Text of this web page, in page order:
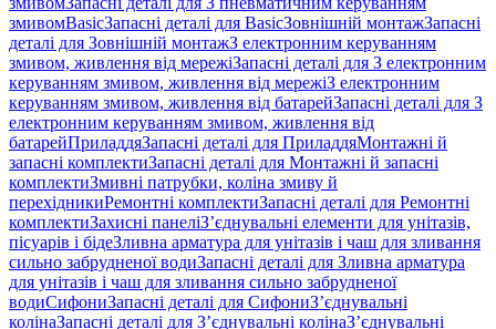
змивомBasicЗапасні деталі для BasicЗовнішній монтажЗапасні
деталі для Зовнішній монтажЗ електронним керуванням
змивом, живлення від мережіЗапасні деталі для З електронним
керуванням змивом, живлення від мережіЗ електронним
керуванням змивом, живлення від батарейЗапасні деталі для З
електронним керуванням змивом, живлення від
батарейПриладдяЗапасні деталі для ПриладдяМонтажні й
запасні комплектиЗапасні деталі для Монтажні й запасні
комплектиЗмивні патрубки, коліна змиву й
перехідникиРемонтні комплектиЗапасні деталі для Ремонтні
комплектиЗахисні панеліЗ’єднувальні елементи для унітазів,
пісуарів і бідеЗливна арматура для унітазів і чаш для зливання
сильно забрудненої водиЗапасні деталі для Зливна арматура
для унітазів і чаш для зливання сильно забрудненої
водиСифониЗапасні деталі для СифониЗ’єднувальні
колінаЗапасні деталі для З’єднувальні колінаЗ’єднувальні